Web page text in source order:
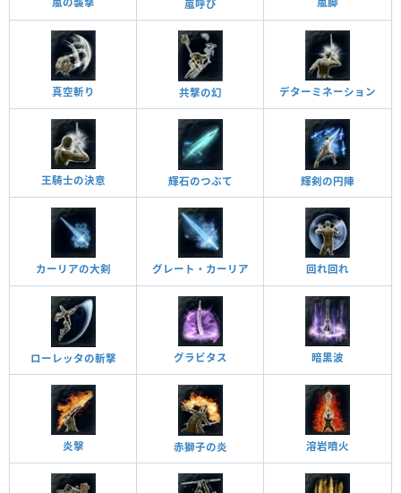
嵐呼び
真空斬り 共撃の幻 デターミネーション
王騎士の決意 輝石のつぶて 輝剣の円陣
カーリアの大剣 グレート・カーリア 回れ回れ
ローレッタの斬撃 グラビタス 暗黑波
炎擊 赤獅子の炎 溶岩噴火